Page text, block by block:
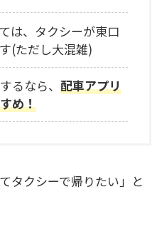
は、タクシーが東口
(ただし大混雑)
るなら、 配車アプリ
め！
タクシーで帰りたい」と